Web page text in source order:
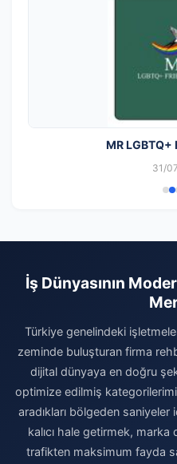
MR
31/
İş Dünyasının
Türkiye genelindeki
zeminde buluşturan firma
dijital dünyaya en doğru
optimize edilmiş
aradıkları bölgeden saniyeler
kalıcı hale getirmek,
trafikten maksimum fayda